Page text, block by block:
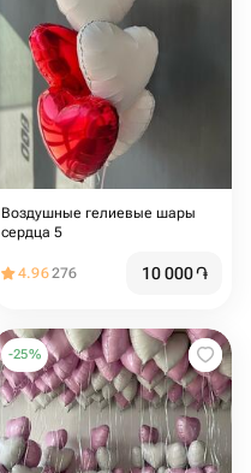
Воздушные гелиевые шары
сердца 5️
4.96276 10 000֏
-25%